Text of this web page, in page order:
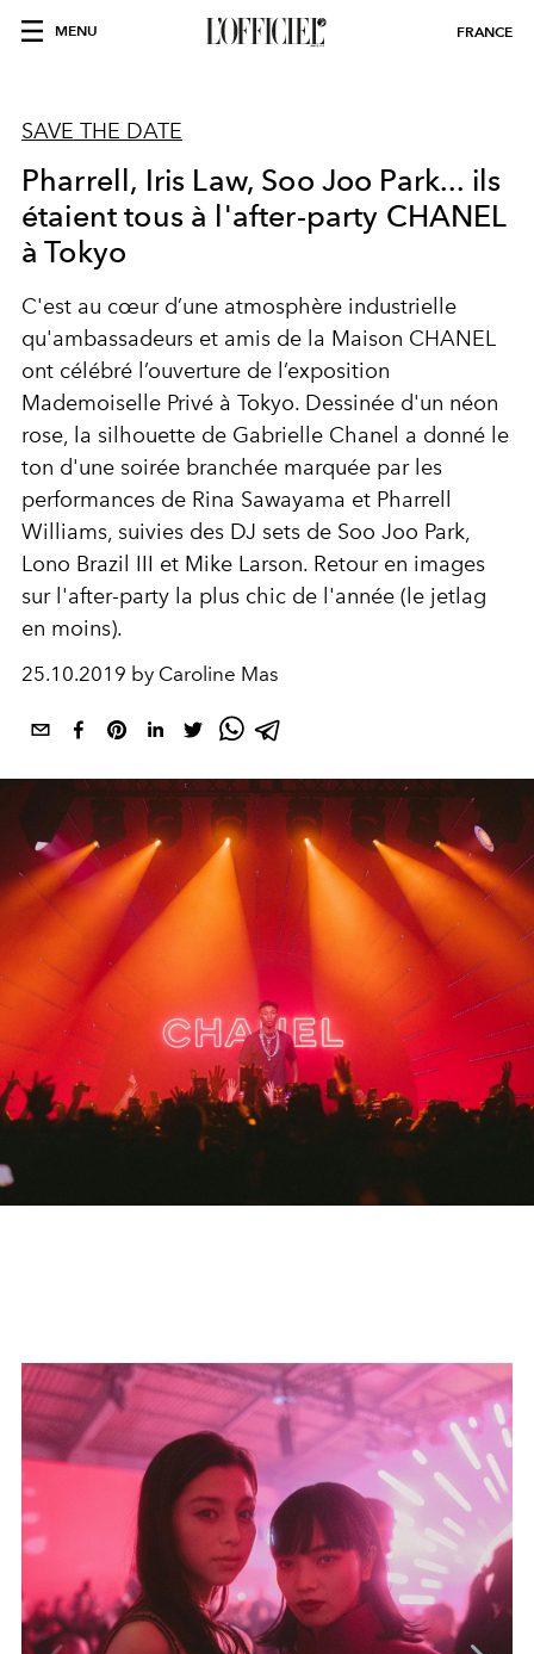
MENU FRANCE
SAVE THE DATE
Pharrell, Iris Law, Soo Joo Park... ils
étaient tous à l'after-party CHANEL
à Tokyo
C'est au cœur d’une atmosphère industrielle
qu'ambassadeurs et amis de la Maison CHANEL
ont célébré l’ouverture de l’exposition
Mademoiselle Privé à Tokyo. Dessinée d'un néon
rose, la silhouette de Gabrielle Chanel a donné le
ton d'une soirée branchée marquée par les
performances de Rina Sawayama et Pharrell
Williams, suivies des DJ sets de Soo Joo Park,
Lono Brazil III et Mike Larson. Retour en images
sur l'after-party la plus chic de l'année (le jetlag
en moins).
25.10.2019 by Caroline Mas